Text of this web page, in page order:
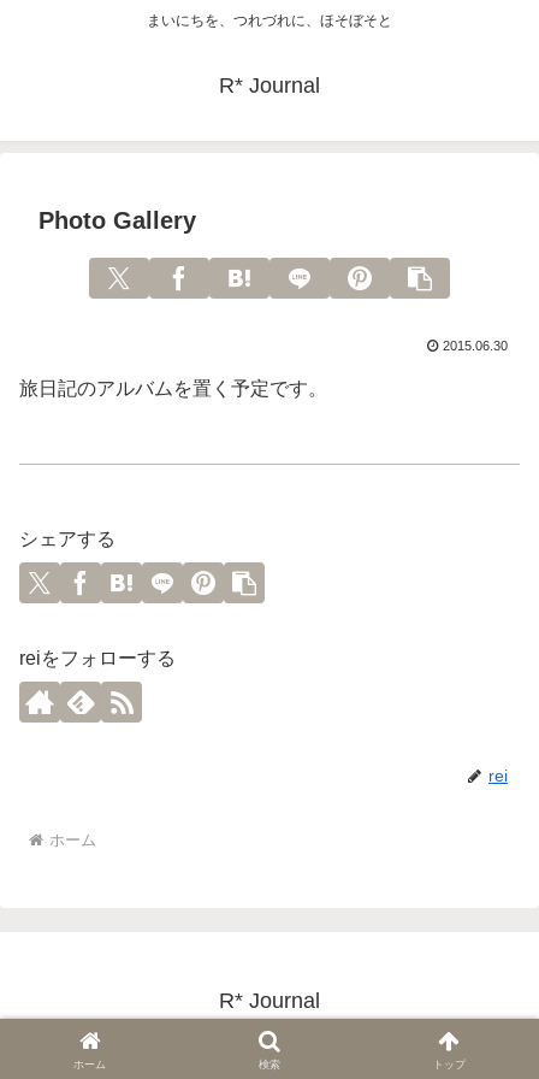
まいにちを、つれづれに、ほそぼそと
R* Journal
Photo Gallery
2015.06.30
旅日記のアルバムを置く予定です。
シェアする
reiをフォローする
rei
ホーム
R* Journal
© 2015 R* Journal.
ホーム 検索 トップ